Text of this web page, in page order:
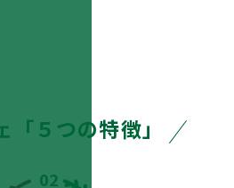
「５つの特徴」